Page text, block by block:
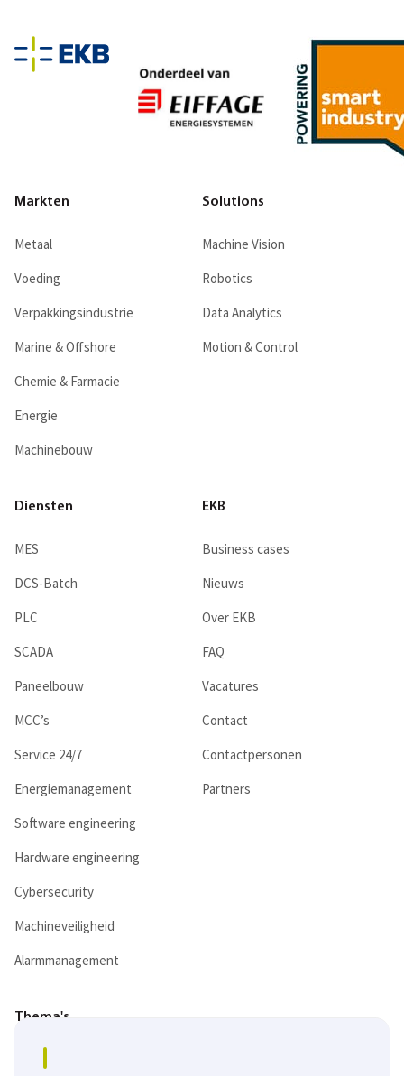
Markten
Metaal
Voeding
Verpakkingsindustrie
Marine & Offshore
Chemie & Farmacie
Energie
Machinebouw
Solutions
Machine Vision
Robotics
Data Analytics
Motion & Control
Diensten
MES
DCS-Batch
PLC
SCADA
Paneelbouw
MCC’s
Service 24/7
Energiemanagement
Software engineering
Hardware engineering
Cybersecurity
Machineveiligheid
Alarmmanagement
EKB
Business cases
Nieuws
Over EKB
FAQ
Vacatures
Contact
Contactpersonen
Partners
Thema's